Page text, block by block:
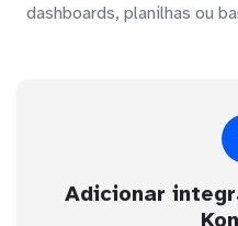
dashboards, planilhas ou
Adicionar